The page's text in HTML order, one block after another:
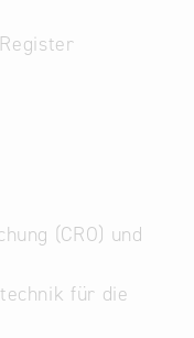
(CRO) und
für die